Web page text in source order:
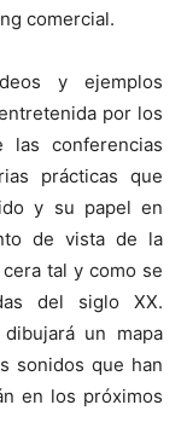
comercial.
y ejemplos
por los
conferencias
prácticas que
y su papel en
de vista de la
tal y como se
del siglo XX.
un mapa
sonidos que han
en los próximos